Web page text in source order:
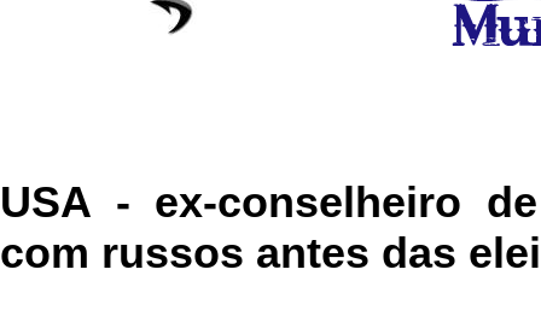
USA - ex-conselheiro
com russos antes das